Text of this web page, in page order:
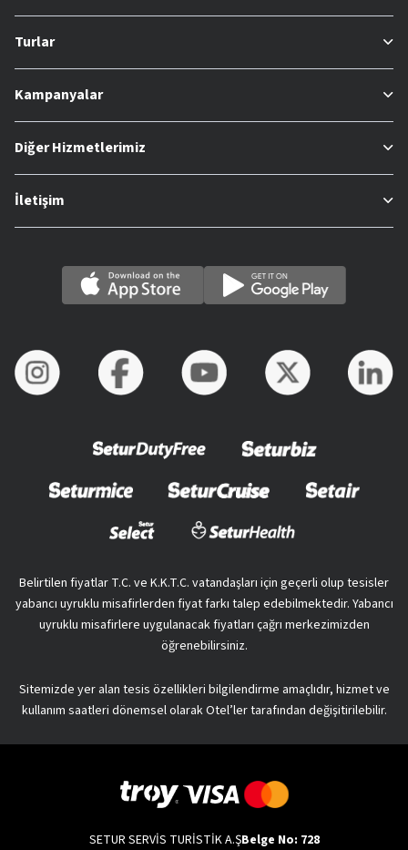
Turlar
Kampanyalar
Diğer Hizmetlerimiz
İletişim
Belirtilen fiyatlar T.C. ve K.K.T.C. vatandaşları için geçerli olup tesisler
yabancı uyruklu misafirlerden fiyat farkı talep edebilmektedir. Yabancı
uyruklu misafirlere uygulanacak fiyatları çağrı merkezimizden
öğrenebilirsiniz.
Sitemizde yer alan tesis özellikleri bilgilendirme amaçlıdır, hizmet ve
kullanım saatleri dönemsel olarak Otel’ler tarafından değişitirilebilir.
SETUR SERVİS TURİSTİK A.ŞBelge No: 728